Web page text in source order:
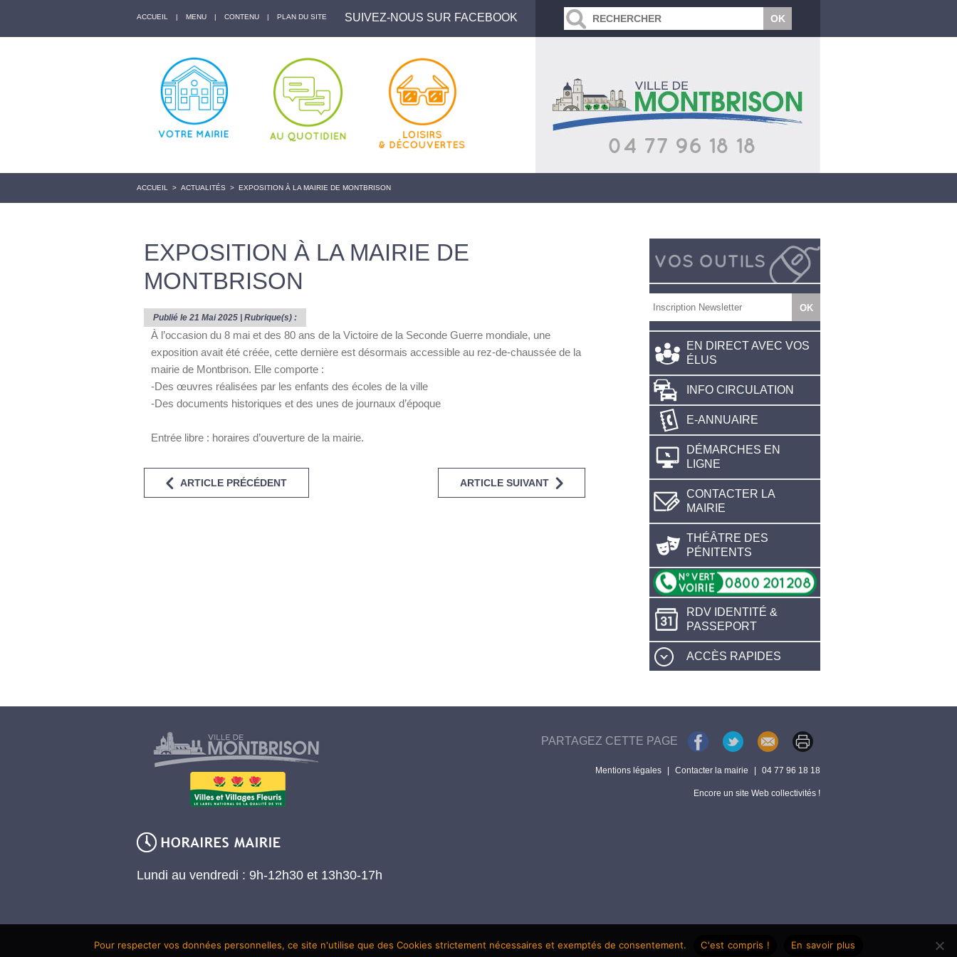
ACCUEIL | MENU | CONTENU | PLAN DU SITE SUIVEZ-NOUS SUR FACEBOOK
ACCUEIL > ACTUALITÉS > EXPOSITION À LA MAIRIE DE MONTBRISON
EXPOSITION À LA MAIRIE DE
MONTBRISON
Publié le 21 Mai 2025 | Rubrique(s) :
À l’occasion du 8 mai et des 80 ans de la Victoire de la Seconde Guerre mondiale, une
exposition avait été créée, cette dernière est désormais accessible au rez-de-chaussée de la
mairie de Montbrison. Elle comporte :
-Des œuvres réalisées par les enfants des écoles de la ville
-Des documents historiques et des unes de journaux d’époque
Entrée libre : horaires d’ouverture de la mairie.
ARTICLE PRÉCÉDENT ARTICLE SUIVANT
EN DIRECT AVEC VOS
ÉLUS
INFO CIRCULATION
E-ANNUAIRE
DÉMARCHES EN
LIGNE
CONTACTER LA
MAIRIE
THÉÂTRE DES
PÉNITENTS
RDV IDENTITÉ &
PASSEPORT
ACCÈS RAPIDES
Lundi au vendredi : 9h-12h30 et 13h30-17h
PARTAGEZ CETTE PAGE
Mentions légales Contacter la mairie 04 77 96 18 18
Encore un site Web collectivités !
Pour respecter vos données personnelles, ce site n'utilise que des Cookies strictement nécessaires et exemptés de consentement. C'est compris ! En savoir plus